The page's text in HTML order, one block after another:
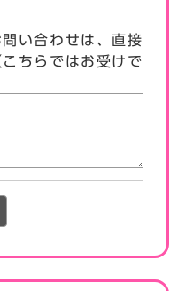
い合わせは、直接
ちらではお受けで